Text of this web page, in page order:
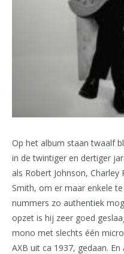
Op het album staan twaalf
in de twintiger en dertiger
als Robert Johnson,
Smith, om er maar enkele
nummers zo authentiek
opzet is hij zeer goed
mono met slechts één
AXB uit ca 1937, gedaan.